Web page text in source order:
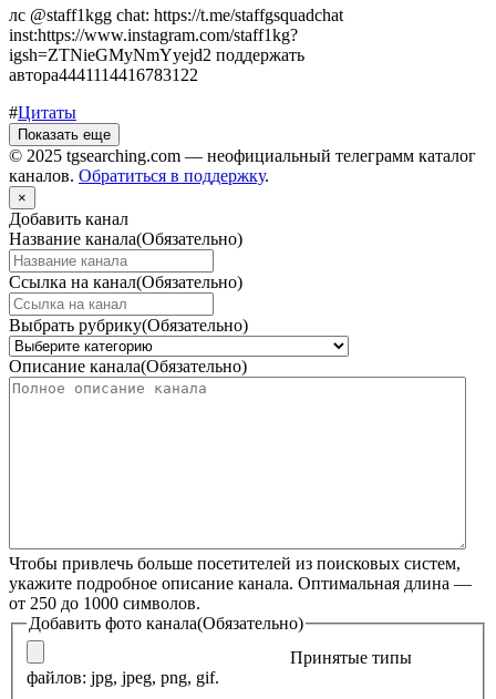
лс @staff1kgg chat: https://t.me/staffgsquadchat
inst:https://www.instagram.com/staff1kg?
igsh=ZTNieGMyNmYyejd2 поддержать
автора4441114416783122
#Цитаты
Показать еще
© 2025 tgsearching.com — неофициальный телеграмм каталог
каналов. Обратиться в поддержку.
×
Добавить канал
Название канала(Обязательно)
Ссылка на канал(Обязательно)
Выбрать рубрику(Обязательно)
Описание канала(Обязательно)
Чтобы привлечь больше посетителей из поисковых систем,
укажите подробное описание канала. Оптимальная длина —
от 250 до 1000 символов.
Добавить фото канала(Обязательно)
Принятые типы
файлов: jpg, jpeg, png, gif.